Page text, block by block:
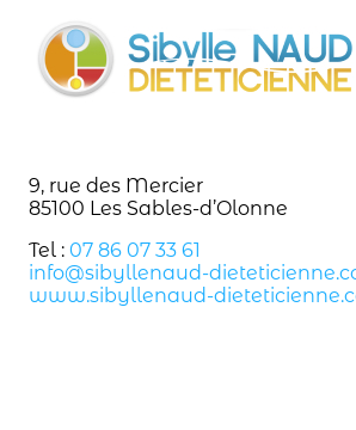
9, rue des Mercier
85100 Les Sables-d’Olonne
Tel :07 86 07 33 61
info@sibyllenaud-
www.sibyllenaud-